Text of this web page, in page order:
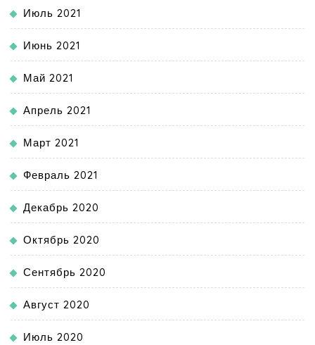
Июль 2021
Июнь 2021
Май 2021
Апрель 2021
Март 2021
Февраль 2021
Декабрь 2020
Октябрь 2020
Сентябрь 2020
Август 2020
Июль 2020